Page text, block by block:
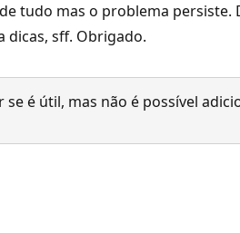
tudo mas o problema persiste.
dicas, sff. Obrigado.
é útil, mas não é possível